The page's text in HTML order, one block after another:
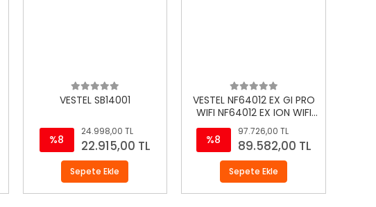
VESTEL SB14001
%8
24.998,00 TL
22.915,00 TL
Sepete Ekle
VESTEL NF64012 EX GI PRO
WIFI NF64012 EX ION WIFI
(NF640 EX Ion)
%8
97.726,00 TL
89.582,00 TL
Sepete Ekle